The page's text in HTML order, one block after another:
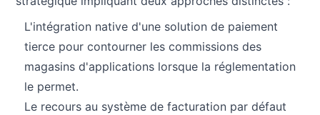
L'intégration native d'une solution de paiement
tierce pour contourner les commissions des
magasins d'applications lorsque la réglementation
le permet.
Le recours au système de facturation par défaut